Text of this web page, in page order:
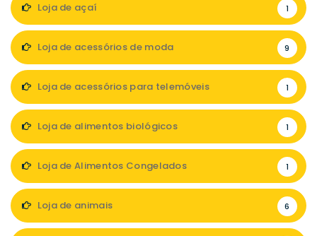
Loja de açaí 1
Loja de acessórios de moda 9
Loja de acessórios para telemóveis 1
Loja de alimentos biológicos 1
Loja de Alimentos Congelados 1
Loja de animais 6